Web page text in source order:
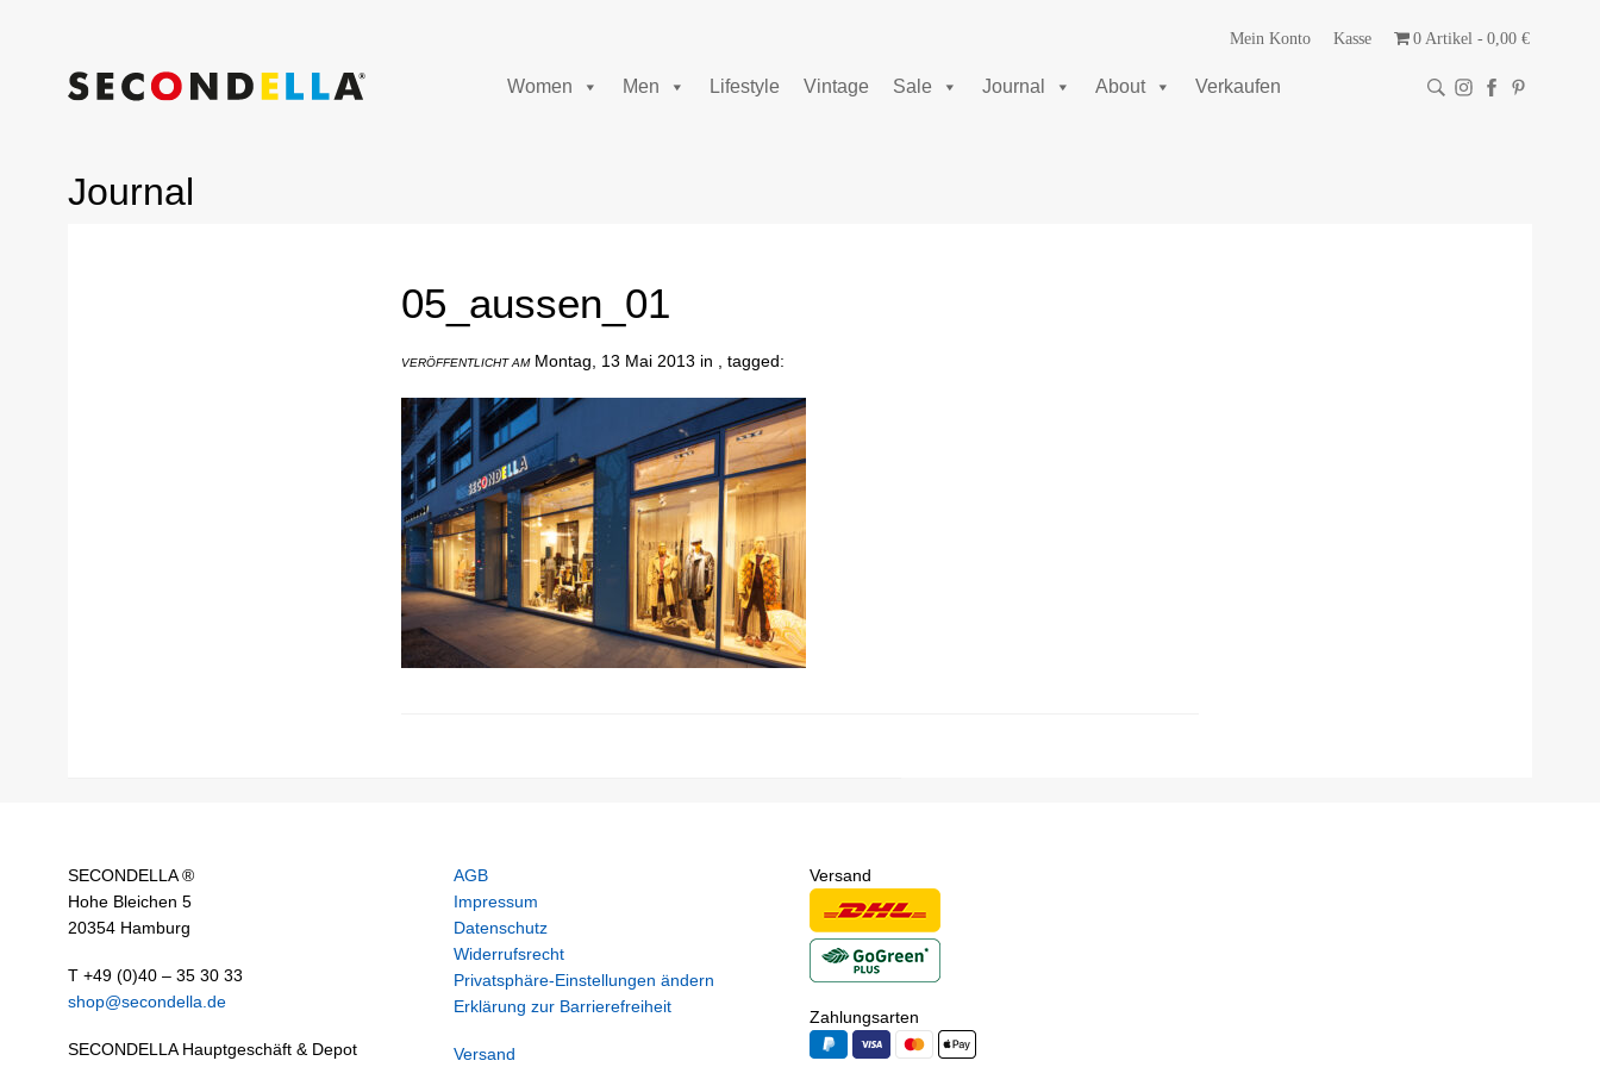
Mein Konto Kasse 0 Artikel 0,00 €
Women Men Lifestyle Vintage Sale Journal About Verkaufen
Journal
05_aussen_01
VERÖFFENTLICHT AMMontag, 13 Mai 2013 in , tagged:
SECONDELLA ®
Hohe Bleichen 5
20354 Hamburg
T +49 (0)40 – 35 30 33
shop@secondella.de
SECONDELLA Hauptgeschäft & Depot
AGB
Impressum
Datenschutz
Widerrufsrecht
Privatsphäre-Einstellungen ändern
Erklärung zur Barrierefreiheit
Versand
Versand
Zahlungsarten